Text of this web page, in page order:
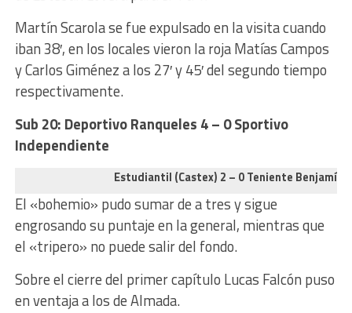
Martín Scarola se fue expulsado en la visita cuando
iban 38′, en los locales vieron la roja Matías Campos
y Carlos Giménez a los 27′ y 45′ del segundo tiempo
respectivamente.
Sub 20: Deportivo Ranqueles 4 – 0 Sportivo
Independiente
Estudiantil (Castex) 2 – 0 Teniente Benjamín
El «bohemio» pudo sumar de a tres y sigue
engrosando su puntaje en la general, mientras que
el «tripero» no puede salir del fondo.
Sobre el cierre del primer capítulo Lucas Falcón puso
en ventaja a los de Almada.